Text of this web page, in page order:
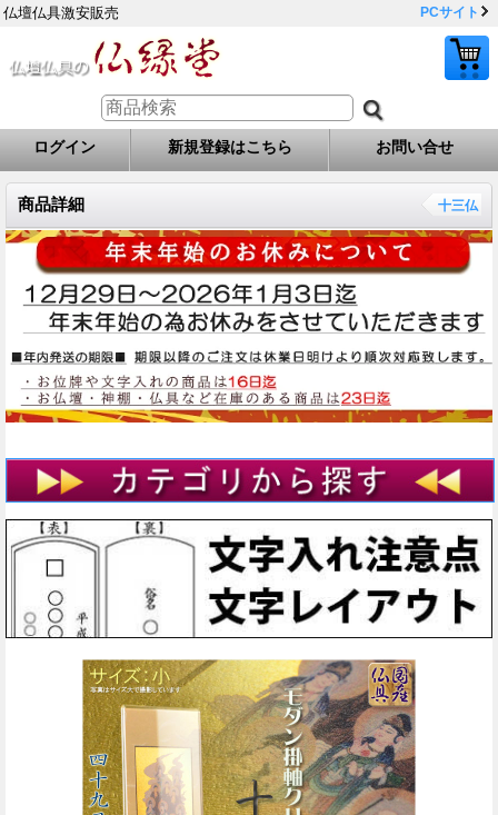
仏壇仏具激安販売 PCサイト
ログイン 新規登録はこちら お問い合せ
商品詳細 十三仏